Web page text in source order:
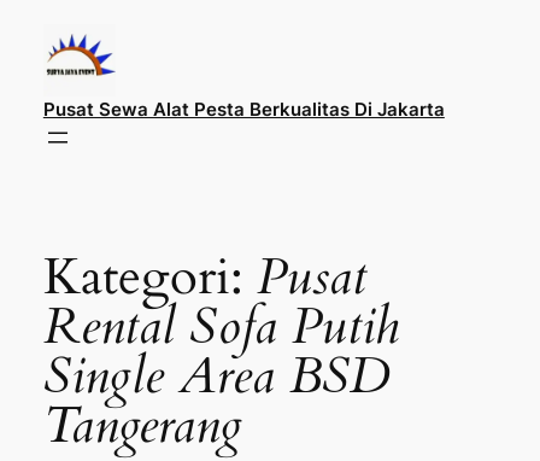
konten
Pusat Sewa Alat Pesta Berkualitas Di Jakarta
Kategori: Pusat
Rental Sofa Putih
Single Area BSD
Tangerang